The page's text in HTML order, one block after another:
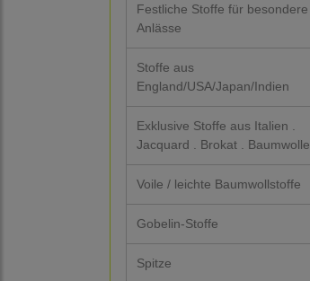
Festliche Stoffe für besondere
Anlässe
Stoffe aus
England/USA/Japan/Indien
Exklusive Stoffe aus Italien .
Jacquard . Brokat . Baumwolle
Voile / leichte Baumwollstoffe
Gobelin-Stoffe
Spitze